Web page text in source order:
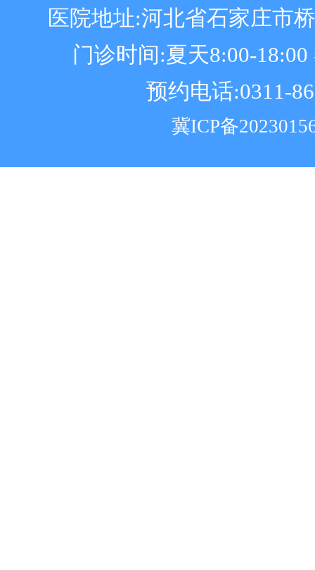
医院地址:河北省石家庄市
门诊时间:夏天8:00-18:00
预约电话:0311-
冀ICP备